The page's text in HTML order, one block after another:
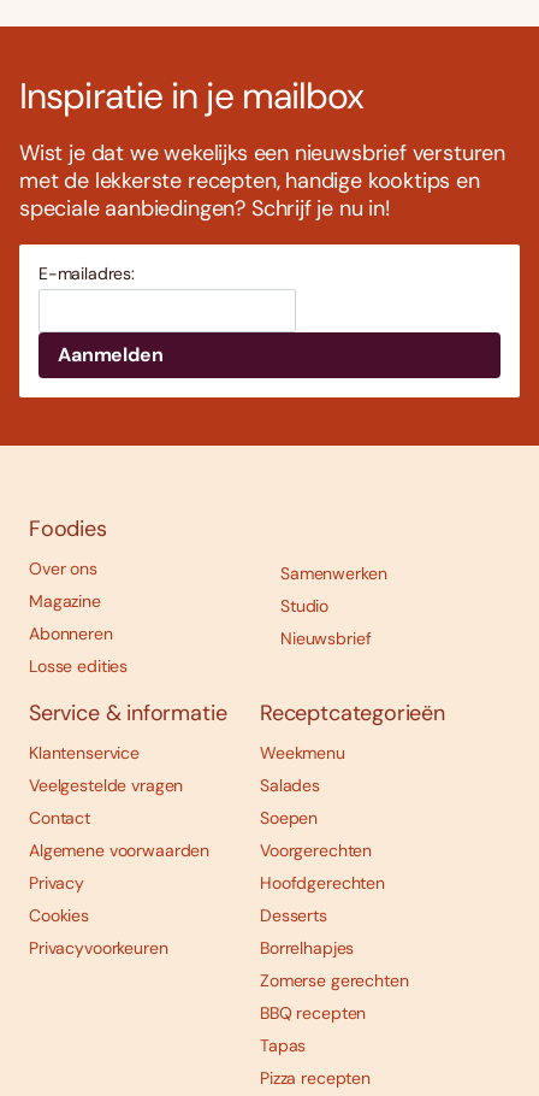
Inspiratie in je mailbox
Wist je dat we wekelijks een nieuwsbrief versturen
met de lekkerste recepten, handige kooktips en
speciale aanbiedingen? Schrijf je nu in!
E-mailadres:
Foodies
Over ons
Magazine
Abonneren
Losse edities
Samenwerken
Studio
Nieuwsbrief
Service & informatie
Klantenservice
Veelgestelde vragen
Contact
Algemene voorwaarden
Privacy
Cookies
Privacyvoorkeuren
Receptcategorieën
Weekmenu
Salades
Soepen
Voorgerechten
Hoofdgerechten
Desserts
Borrelhapjes
Zomerse gerechten
BBQ recepten
Tapas
Pizza recepten